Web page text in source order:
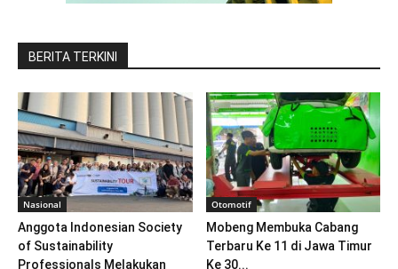
BERITA TERKINI
Nasional
Anggota Indonesian Society
of Sustainability
Professionals Melakukan
Otomotif
Mobeng Membuka Cabang
Terbaru Ke 11 di Jawa Timur
Ke 30...